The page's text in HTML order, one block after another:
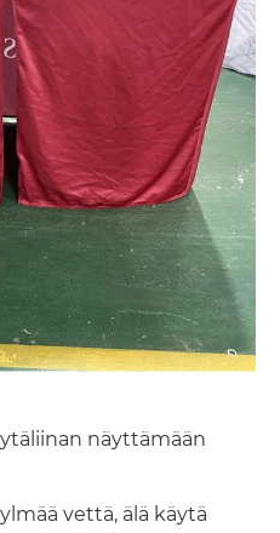
näyttämään
vettä, älä käytä